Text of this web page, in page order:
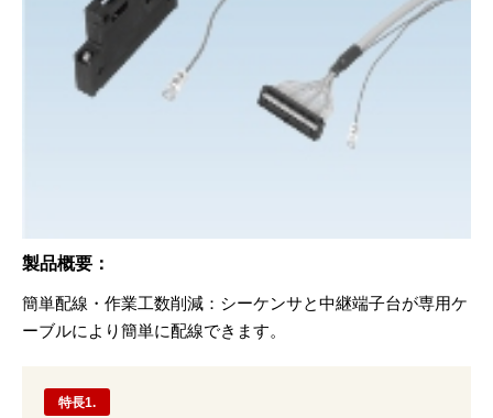
製品概要：
簡単配線・作業⼯数削減：シーケンサと中継端⼦台が専⽤ケ
ーブルにより簡単に配線できます。
特長1.